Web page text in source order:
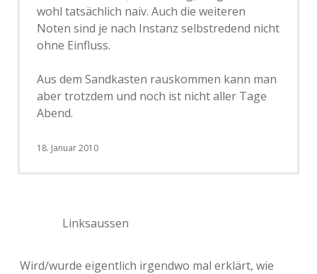
wohl tatsächlich naiv. Auch die weiteren
Noten sind je nach Instanz selbstredend nicht
ohne Einfluss.
Aus dem Sandkasten rauskommen kann man
aber trotzdem und noch ist nicht aller Tage
Abend.
18. Januar 2010
Linksaussen
Wird/wurde eigentlich irgendwo mal erklärt, wie